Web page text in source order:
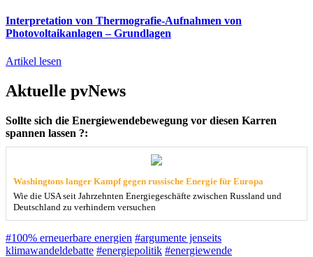
Interpretation von Thermografie-Aufnahmen von
Photovoltaikanlagen – Grundlagen
Artikel lesen
Aktuelle pvNews
Sollte sich die Energiewendebewegung vor diesen Karren
spannen lassen ?:
Washingtons langer Kampf gegen russische Energie für Europa
Wie die USA seit Jahrzehnten Energiegeschäfte zwischen Russland und
Deutschland zu verhindern versuchen
#100% erneuerbare energien #argumente jenseits
klimawandeldebatte #energiepolitik #energiewende